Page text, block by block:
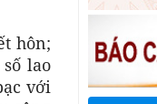
hôn;
lao
với